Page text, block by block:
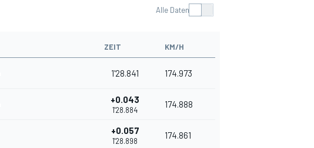
Alle Daten
ZEIT KM/H
1'28.841 174.973
+0.043
1'28.884
174.888
+0.057
1'28.898
174.861